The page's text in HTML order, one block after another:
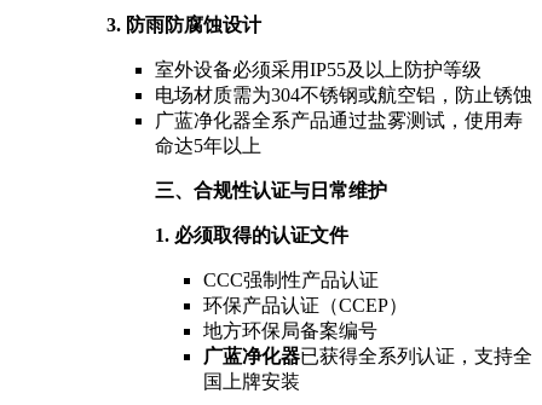
3. 防雨防腐蚀设计
室外设备必须采用IP55及以上防护等级
电场材质需为304不锈钢或航空铝，防止锈蚀
广蓝净化器全系产品通过盐雾测试，使用寿
命达5年以上
三、合规性认证与日常维护
1. 必须取得的认证文件
CCC强制性产品认证
环保产品认证（CCEP）
地方环保局备案编号
广蓝净化器已获得全系列认证，支持全
国上牌安装